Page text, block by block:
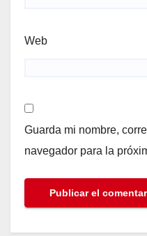
Web
Guarda mi nombre,
navegador para la